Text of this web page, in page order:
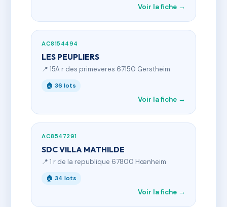
Voir la fiche →
AC8154494
LES PEUPLIERS
📍 15A r des primeveres 67150 Gerstheim
🏠 36 lots
Voir la fiche →
AC8547291
SDC VILLA MATHILDE
📍 1 r de la republique 67800 Hœnheim
🏠 34 lots
Voir la fiche →